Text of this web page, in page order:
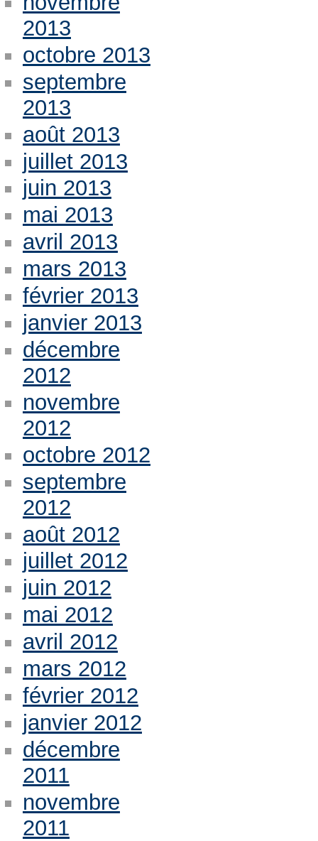
2013
octobre 2013
septembre
2013
août 2013
juillet 2013
juin 2013
mai 2013
avril 2013
mars 2013
février 2013
janvier 2013
décembre
2012
novembre
2012
octobre 2012
septembre
2012
août 2012
juillet 2012
juin 2012
mai 2012
avril 2012
mars 2012
février 2012
janvier 2012
décembre
2011
novembre
2011